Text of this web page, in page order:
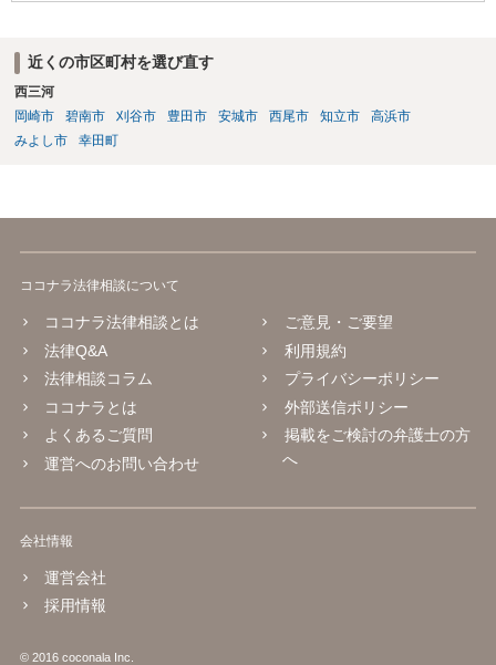
近くの市区町村を選び直す
西三河
岡崎市
碧南市 刈谷市 豊田市 安城市 西尾市 知立市
高浜市
みよし市
幸田町
ココナラ法律相談について
ココナラ法律相談とは
法律Q&A
法律相談コラム
ココナラとは
よくあるご質問
運営へのお問い合わせ
ご意見・ご要望
利用規約
プライバシーポリシー
外部送信ポリシー
掲載をご検討の弁護士の方
へ
会社情報
運営会社
採用情報
© 2016 coconala Inc.